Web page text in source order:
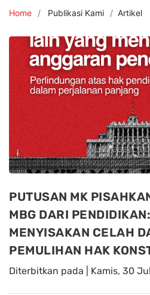
Home Publikasi Kami Artikel
PUTUSAN MK
MBG DARI
MENYISAKAN CELAH
PEMULIHAN HAK
Diterbitkan pada | Kamis, 30